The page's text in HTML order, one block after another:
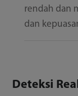
rendah dan
dan
Deteksi